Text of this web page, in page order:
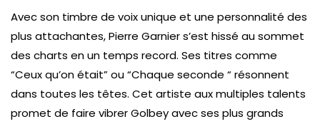
Avec son timbre de voix unique et une personnalité des
plus attachantes, Pierre Garnier s’est hissé au sommet
des charts en un temps record. Ses titres comme
“Ceux qu’on était”ou “Chaque seconde “ résonnent
dans toutes les têtes. Cet artiste aux multiples talents
promet de faire vibrer Golbey avec ses plus grands